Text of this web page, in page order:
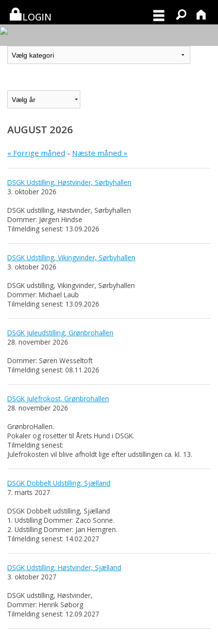
LOGIN
AUGUST 2026
« Forrige måned - Næste måned »
DSGK Udstilling, Høstvinder, Sørbyhallen
3. oktober 2026
DSGK udstilling, Høstvinder, Sørbyhallen
Dommer: Jørgen Hindse
Tilmelding senest: 13.09.2026
DSGK Udstilling, Vikingvinder, Sørbyhallen
3. oktober 2026
DSGK udstilling, Vikingvinder, Sørbyhallen
Dommer: Michael Laub
Tilmelding senest: 13.09.2026
DSGK Juleudstilling, Grønbrohallen
28. november 2026
Dommer: Søren Wesseltoft
Tilmelding senest: 08.11.2026
DSGK Julefrokost, Grønbrohallen
28. november 2026
GrønbroHallen.
Pokaler og rosetter til Årets Hund i DSGK.
Tilmelding senest:
Julefrokosten vil blive afholdt lige efter udstillingen ca. kl. 13.
DSGK Dobbelt Udstilling, Sjælland
7. marts 2027
DSGK Dobbelt udstilling, Sjælland
1. Udstilling Dommer: Zaco Sonne.
2. Udstilling Dommer: Jan Herngren.
Tilmelding senest: 14.02.2027
DSGK Udstilling, Høstvinder, Sjælland
3. oktober 2027
DSGK udstilling, Høstvinder,
Dommer: Henrik Søborg
Tilmelding senest: 12.09.2027